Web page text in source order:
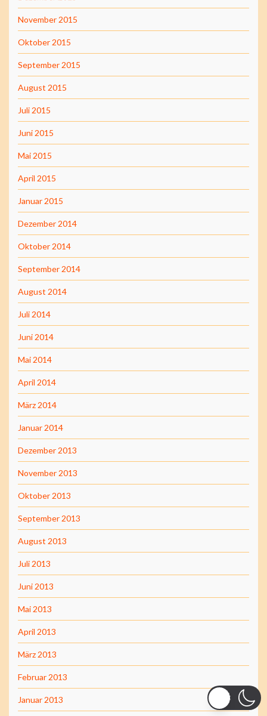
November 2015
Oktober 2015
September 2015
August 2015
Juli 2015
Juni 2015
Mai 2015
April 2015
Januar 2015
Dezember 2014
Oktober 2014
September 2014
August 2014
Juli 2014
Juni 2014
Mai 2014
April 2014
März 2014
Januar 2014
Dezember 2013
November 2013
Oktober 2013
September 2013
August 2013
Juli 2013
Juni 2013
Mai 2013
April 2013
März 2013
Februar 2013
Januar 2013